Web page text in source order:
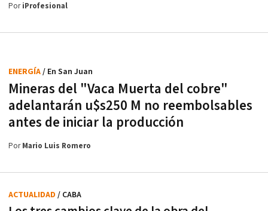
PoriProfesional
Mineras del "Vaca Muerta del cobre"
adelantarán u$s250 M no reembolsables
antes de iniciar la producción
ENERGÍA/ En San Juan
PorMario Luis Romero
ACTUALIDAD / CABA